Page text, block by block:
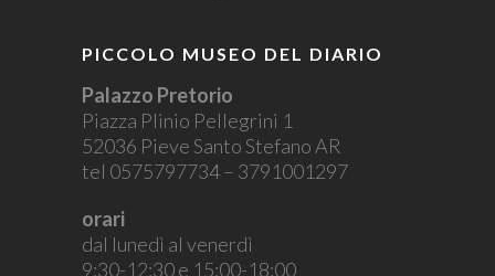
PICCOLO MUSEO DEL DIARIO
Palazzo Pretorio
Piazza Plinio Pellegrini 1
52036 Pieve Santo Stefano AR
tel 0575797734 – 3791001297
orari
dal lunedì al venerdì
9:30-12:30 e 15:00-18:00